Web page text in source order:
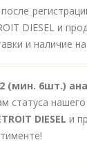
DIESEL и
и наличие на
(мин. 6шт.)
статуса
DIESEL и